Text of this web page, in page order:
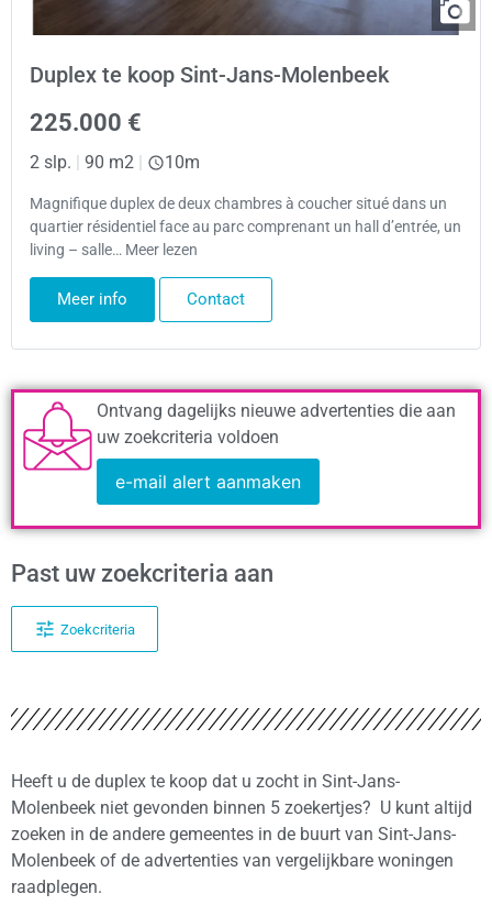
Duplex te koop Sint-Jans-Molenbeek
225.000 €
2 slp. | 90 m2 | 10m
Magnifique duplex de deux chambres à coucher situé dans un
quartier résidentiel face au parc comprenant un hall d’entrée, un
living – salle… Meer lezen
Meer info Contact
Ontvang dagelijks nieuwe advertenties die aan
uw zoekcriteria voldoen
e-mail alert aanmaken
Past uw zoekcriteria aan
Zoekcriteria
Heeft u de duplex te koop dat u zocht in Sint-Jans-
Molenbeek niet gevonden binnen 5 zoekertjes? U kunt altijd
zoeken in de andere gemeentes in de buurt van Sint-Jans-
Molenbeek of de advertenties van vergelijkbare woningen
raadplegen.